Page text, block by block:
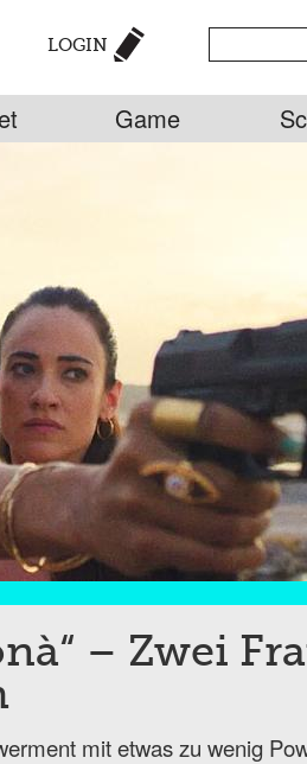
LOGIN
Game
– Zwei
mit etwas zu wenig